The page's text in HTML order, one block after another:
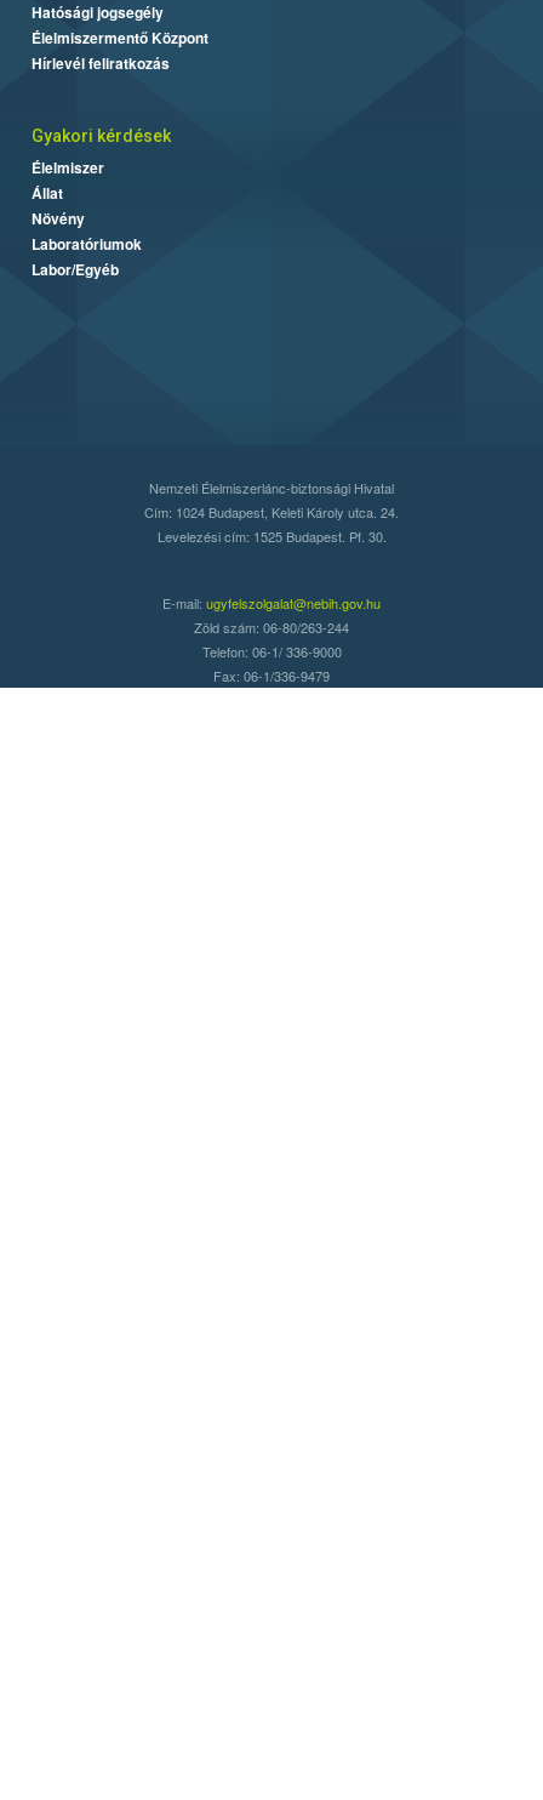
Hatósági jogsegély
Élelmiszermentő Központ
Hírlevél feliratkozás
Gyakori kérdések
Élelmiszer
Állat
Növény
Laboratóriumok
Labor/Egyéb
Nemzeti Élelmiszerlánc-biztonsági Hivatal
Cím: 1024 Budapest, Keleti Károly utca. 24.
Levelezési cím: 1525 Budapest. Pf. 30.
E-mail: ugyfelszolgalat@nebih.gov.hu
Zöld szám: 06-80/263-244
Telefon: 06-1/ 336-9000
Fax: 06-1/336-9479